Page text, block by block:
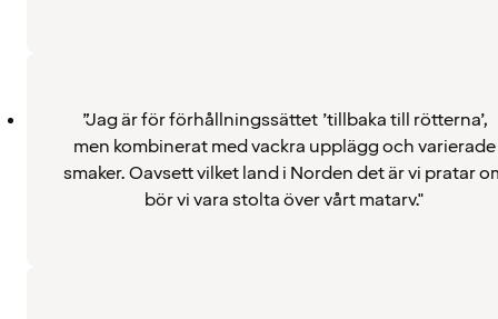
”Jag är för förhållningssättet ’tillbaka till rötterna’,
men kombinerat med vackra upplägg och varierade
smaker. Oavsett vilket land i Norden det är vi pratar
bör vi vara stolta över vårt matarv."